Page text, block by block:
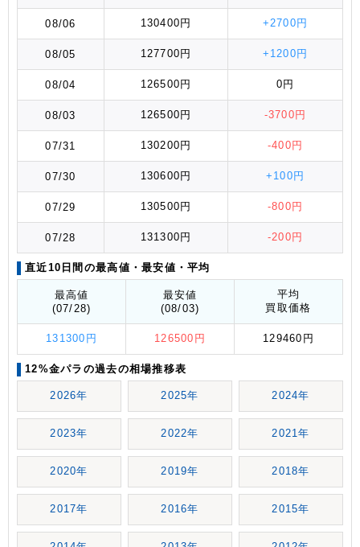
08/06 130400円 +2700円
08/05 127700円 +1200円
08/04 126500円 0円
08/03 126500円 -3700円
07/31 130200円 -400円
07/30 130600円 +100円
07/29 130500円 -800円
07/28 131300円 -200円
直近10日間の最高値 ・最安値 ・平均
最高値
(07/28)
最安値
(08/03)
平均
買取価格
131300円 126500円 129460円
12%金パラの過去の相場推移表
2026年 2025年 2024年
2023年 2022年 2021年
2020年 2019年 2018年
2017年 2016年 2015年